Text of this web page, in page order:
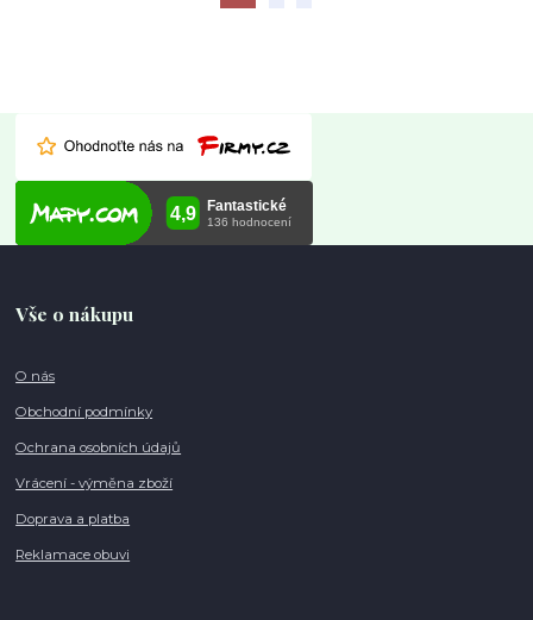
Vše o nákupu
O nás
Obchodní podmínky
Ochrana osobních údajů
Vrácení - výměna zboží
Doprava a platba
Reklamace obuvi